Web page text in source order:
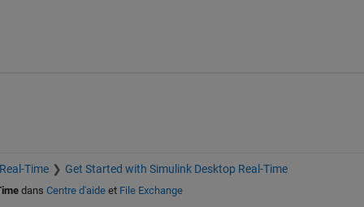
Time Get Started with Simulink Desktop Real-Time
dans Centre d'aideet File Exchange